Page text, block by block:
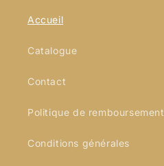
Accueil
Catalogue
Contact
Politique de remboursement
Conditions générales